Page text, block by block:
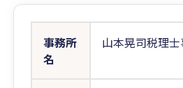
事務所
名
山本晃司税理